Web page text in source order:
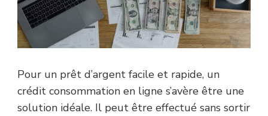
Pour un prêt d’argent facile et rapide, un
crédit consommation en ligne s’avère être une
solution idéale. Il peut être effectué sans sortir